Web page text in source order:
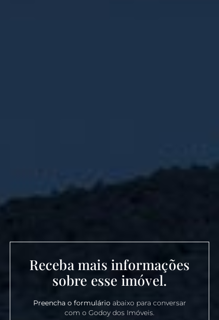
Receba mais informações
sobre esse imóvel.
Preencha o formulárioabaixo para conversar
com o Godoy dos Imóveis.